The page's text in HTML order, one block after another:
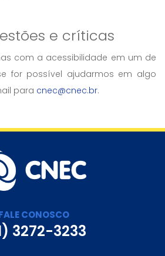
e críticas
com a acessibilidade em um de
for possível ajudarmos em algo
para cnec@cnec.br.
CONOSCO
3272-3233